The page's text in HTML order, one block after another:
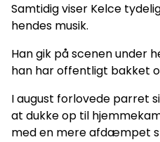
Samtidig viser Kelce
hendes musik.
Han gik på scenen under
han har offentligt bakket
I august forlovede parret
at dukke op til
med en mere afdæmpet